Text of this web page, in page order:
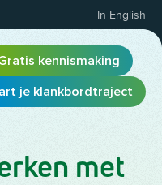
In English
kennismaking
je klankbordtraject
met